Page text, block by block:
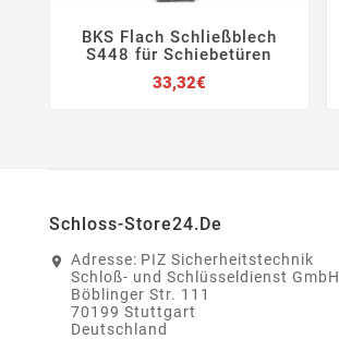
   
BKS Flach Schließblech
S448 für Schiebetüren
33,32€Preis
Schloss-Store24.de
Adresse: PIZ Sicherheitstechnik
Schloß- und Schlüsseldienst GmbH
Böblinger Str. 111
70199 Stuttgart
Deutschland